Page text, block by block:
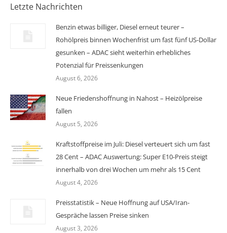
Letzte Nachrichten
Benzin etwas billiger, Diesel erneut teurer –
Rohölpreis binnen Wochenfrist um fast fünf US-Dollar
gesunken – ADAC sieht weiterhin erhebliches
Potenzial für Preissenkungen
August 6, 2026
Neue Friedenshoffnung in Nahost – Heizölpreise
fallen
August 5, 2026
Kraftstoffpreise im Juli: Diesel verteuert sich um fast
28 Cent – ADAC Auswertung: Super E10-Preis steigt
innerhalb von drei Wochen um mehr als 15 Cent
August 4, 2026
Preisstatistik – Neue Hoffnung auf USA/Iran-
Gespräche lassen Preise sinken
August 3, 2026